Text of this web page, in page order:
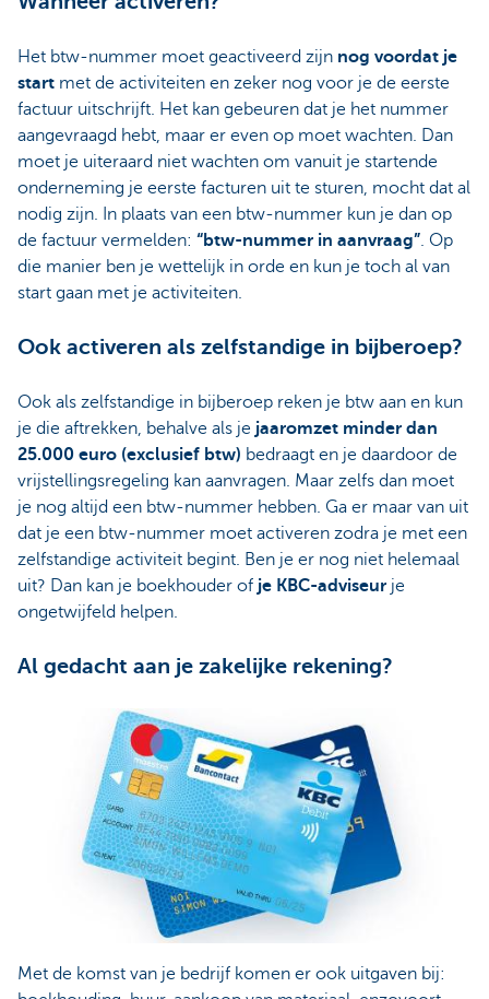
Het btw-nummer moet geactiveerd zijn nog voordat je
start met de activiteiten en zeker nog voor je de eerste
factuur uitschrijft. Het kan gebeuren dat je het nummer
aangevraagd hebt, maar er even op moet wachten. Dan
moet je uiteraard niet wachten om vanuit je startende
onderneming je eerste facturen uit te sturen, mocht dat al
nodig zijn. In plaats van een btw-nummer kun je dan op
de factuur vermelden: “btw-nummer in aanvraag”. Op
die manier ben je wettelijk in orde en kun je toch al van
start gaan met je activiteiten.
Ook activeren als zelfstandige in bijberoep?
Ook als zelfstandige in bijberoep reken je btw aan en kun
je die aftrekken, behalve als je jaaromzet minder dan
25.000 euro (exclusief btw) bedraagt en je daardoor de
vrijstellingsregeling kan aanvragen. Maar zelfs dan moet
je nog altijd een btw-nummer hebben. Ga er maar van uit
dat je een btw-nummer moet activeren zodra je met een
zelfstandige activiteit begint. Ben je er nog niet helemaal
uit? Dan kan je boekhouder of je KBC-adviseur je
ongetwijfeld helpen.
Al gedacht aan je zakelijke rekening?
Met de komst van je bedrijf komen er ook uitgaven bij: